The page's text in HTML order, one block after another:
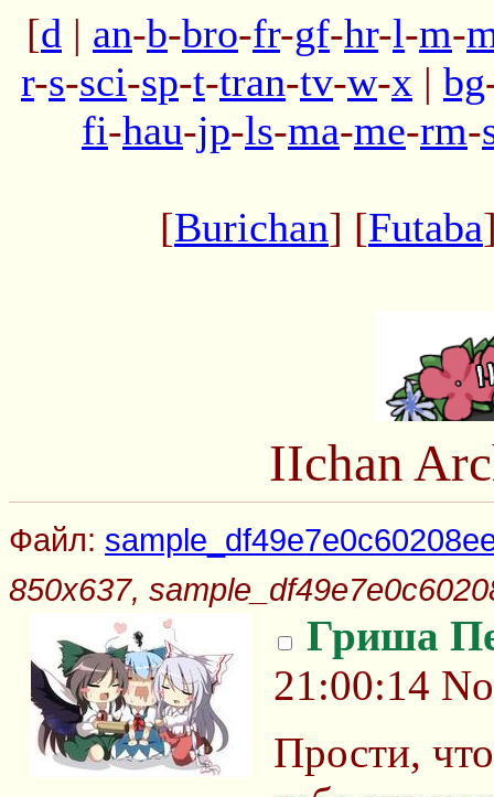
[d | an-b-bro-fr-gf-hr-l-m-
r-s-sci-sp-t-tran-tv-w-x | bg
fi-hau-jp-ls-ma-me-rm-
[Burichan] [Futaba
IIchan
Файл:
850x637,
Гриша
21:00:14
Прости,